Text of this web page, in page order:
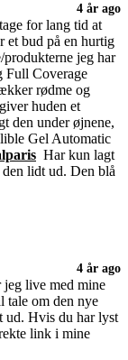
4 år ago
for lang tid at
et bud på en hurtig
jeg har
Full Coverage
rødme og
huden et
den under øjnene,
Gel Automatic
Har kun lagt
den lidt ud. Den blå
4 år ago
live med mine
tale om den nye
ud. Hvis du har lyst
link i mine